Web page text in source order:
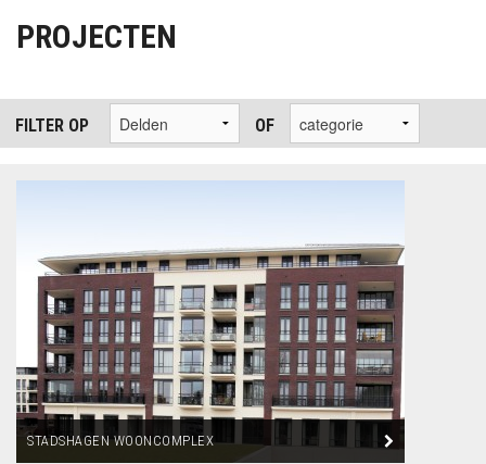
PROJECTEN
FILTER OP OF
STADSHAGEN WOONCOMPLEX